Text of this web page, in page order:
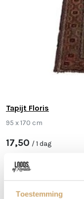
Toestemming
Tapijt Floris
95 x 170 cm
17,50 / 1 dag